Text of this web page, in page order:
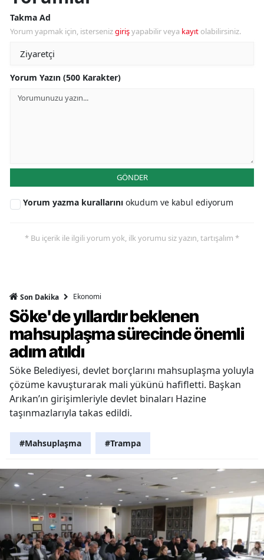
Takma Ad
Yorum yapmak için, istersenizgirişyapabilir veya kayıt olabilirsiniz.
Yorum Yazın (500 Karakter)
GÖNDER
Yorum yazma kurallarını okudum ve kabul ediyorum
* Bu içerik ile ilgili yorum yok, ilk yorumu siz yazın, tartışalım *
Son Dakika Ekonomi
Söke'de yıllardır beklenen
mahsuplaşma sürecinde önemli
adım atıldı
Söke Belediyesi, devlet borçlarını mahsuplaşma yoluyla
çözüme kavuşturarak mali yükünü hafifletti. Başkan
Arıkan’ın girişimleriyle devlet binaları Hazine
taşınmazlarıyla takas edildi.
#Mahsuplaşma #Trampa